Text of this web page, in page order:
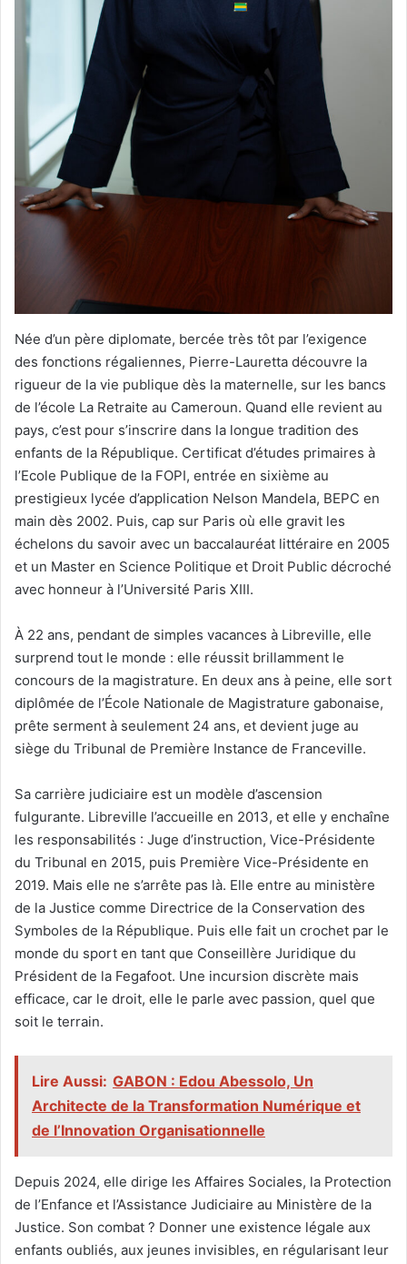
Née d’un père diplomate, bercée très tôt par l’exigence
des fonctions régaliennes, Pierre-Lauretta découvre la
rigueur de la vie publique dès la maternelle, sur les bancs
de l’école La Retraite au Cameroun. Quand elle revient au
pays, c’est pour s’inscrire dans la longue tradition des
enfants de la République. Certificat d’études primaires à
l’Ecole Publique de la FOPI, entrée en sixième au
prestigieux lycée d’application Nelson Mandela, BEPC en
main dès 2002. Puis, cap sur Paris où elle gravit les
échelons du savoir avec un baccalauréat littéraire en 2005
et un Master en Science Politique et Droit Public décroché
avec honneur à l’Université Paris XIII.
À 22 ans, pendant de simples vacances à Libreville, elle
surprend tout le monde : elle réussit brillamment le
concours de la magistrature. En deux ans à peine, elle sort
diplômée de l’École Nationale de Magistrature gabonaise,
prête serment à seulement 24 ans, et devient juge au
siège du Tribunal de Première Instance de Franceville.
Sa carrière judiciaire est un modèle d’ascension
fulgurante. Libreville l’accueille en 2013, et elle y enchaîne
les responsabilités : Juge d’instruction, Vice-Présidente
du Tribunal en 2015, puis Première Vice-Présidente en
2019. Mais elle ne s’arrête pas là. Elle entre au ministère
de la Justice comme Directrice de la Conservation des
Symboles de la République. Puis elle fait un crochet par le
monde du sport en tant que Conseillère Juridique du
Président de la Fegafoot. Une incursion discrète mais
efficace, car le droit, elle le parle avec passion, quel que
soit le terrain.
Lire Aussi: GABON : Edou Abessolo, Un
Architecte de la Transformation Numérique et
de l’Innovation Organisationnelle
Depuis 2024, elle dirige les Affaires Sociales, la Protection
de l’Enfance et l’Assistance Judiciaire au Ministère de la
Justice. Son combat ? Donner une existence légale aux
enfants oubliés, aux jeunes invisibles, en régularisant leur